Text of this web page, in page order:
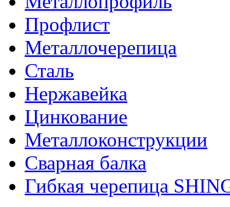
Профлист
Металлочерепица
Сталь
Нержавейка
Цинкование
Металлоконструкции
Сварная балка
Гибкая черепица